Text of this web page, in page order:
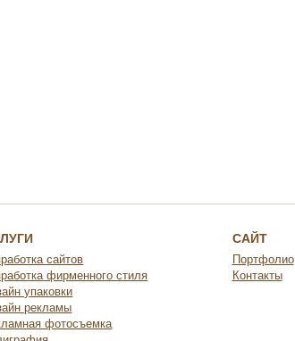
сайтов
фирменного стиля
упаковки
рекламы
фотосъемка
САЙТ
Портфолио
Контакты